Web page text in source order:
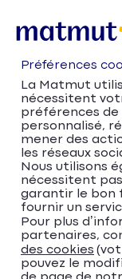
Accueil
Île-de-France
Issy-les-
Matmut
Issy-les-
Préférences
La Matmut
nécessitent
préférences
personnalisé,
mener des
les réseaux
Nous utilisons
nécessitent
garantir le bon
fournir un
Pour plus
partenaires,
des cookies
pouvez le